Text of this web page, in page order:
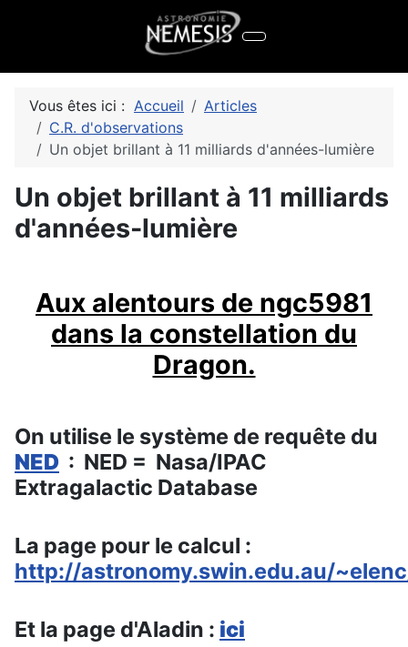
Vous êtes ici : Accueil
Articles
C.R. d'observations
Un objet brillant à 11 milliards d'années-lumière
Un objet brillant à 11 milliards
d'années-lumière
Aux alentours de ngc5981
dans la constellation du
Dragon.
On utilise le système de requête du
NED : NED = Nasa/IPAC
Extragalactic Database
La page pour le calcul :
http://astronomy.swin.edu.au/
Et la page d'Aladin : ici